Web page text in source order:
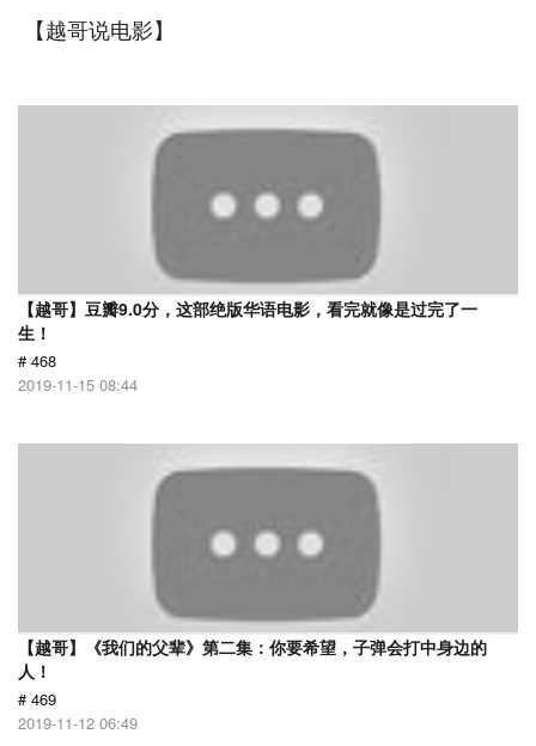
【越哥说电影】
【越哥】豆瓣9.0分，这部绝版华语电影，看完就像是过完了一
生！
# 468
2019-11-15 08:44
【越哥】《我们的父辈》第二集：你要希望，子弹会打中身边的
人！
# 469
2019-11-12 06:49